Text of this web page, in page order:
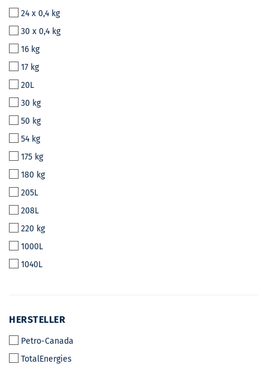
24 x 0,4 kg
30 x 0,4 kg
16 kg
17 kg
20L
30 kg
50 kg
54 kg
175 kg
180 kg
205L
208L
220 kg
1000L
1040L
HERSTELLER
HERSTELLER
Petro-Canada
TotalEnergies